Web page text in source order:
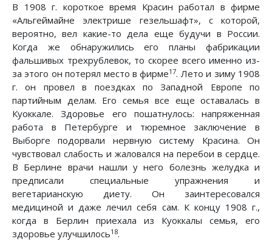
В 1908 г. короткое время Красин работал в фирме
«Альгеймайне электрише гезельшафт», с которой,
вероятно, вел какие-то дела еще будучи в России.
Когда же обнаружились его планы фабрикации
фальшивых трехрублевок, то скорее всего именно из-
за этого он потерял место в фирме17. Лето и зиму 1908
г. он провел в поездках по Западной Европе по
партийным делам. Его семья все еще оставалась в
Куоккале. Здоровье его пошатнулось: напряженная
работа в Петербурге и тюремное заключение в
Выборге подорвали нервную систему Красина. Он
чувствовал слабость и жаловался на перебои в сердце.
В Берлине врачи нашли у него болезнь желудка и
предписали специальные упражнения и
вегетарианскую диету. Он заинтересовался
медициной и даже лечил себя сам. К концу 1908 г.,
когда в Берлин приехала из Куоккалы семья, его
здоровье улучшилось18.